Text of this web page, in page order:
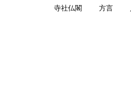
寺社仏閣 方言